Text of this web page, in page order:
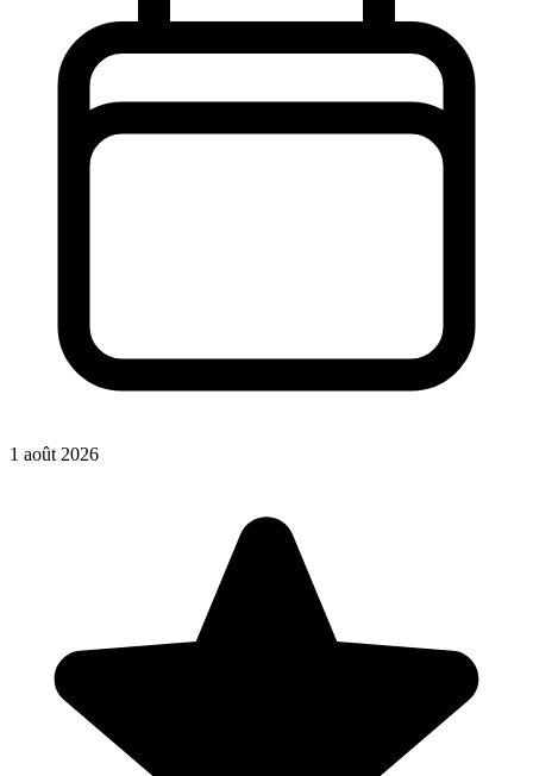
1 août 2026